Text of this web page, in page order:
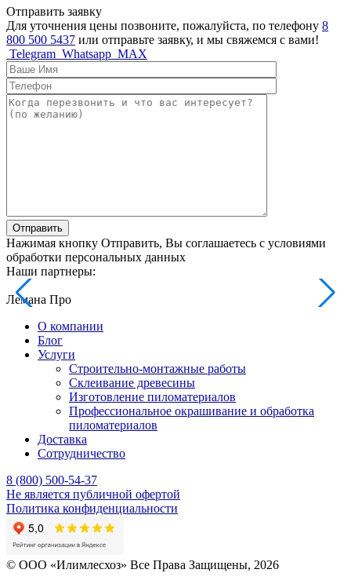
Отправить заявку
Для уточнения цены позвоните, пожалуйста, по телефону 8
800 500 5437 или отправьте заявку, и мы свяжемся с вами!
Telegram Whatsapp MAX
Отправить
Нажимая кнопку Отправить, Вы соглашаетесь с условиями
обработки персональных данных
Наши партнеры:
Лемана Про
О компании
Блог
Услуги
Строительно-монтажные работы
Склеивание древесины
Изготовление пиломатериалов
Профессиональное окрашивание и обработка
пиломатериалов
Доставка
Сотрудничество
8 (800) 500-54-37
Не является публичной офертой
Политика конфиденциальности
© OOO «Илимлесхоз» Все Права Защищены, 2026